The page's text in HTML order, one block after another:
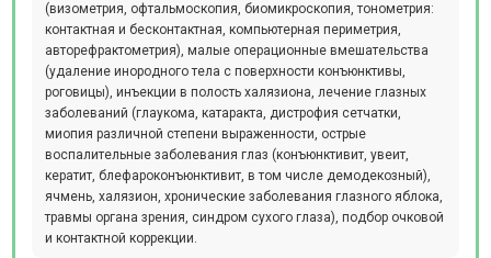
(визометрия, офтальмоскопия, биомикроскопия, тонометрия:
контактная и бесконтактная, компьютерная периметрия,
авторефрактометрия), малые операционные вмешательства
(удаление инородного тела с поверхности конъюнктивы,
роговицы), инъекции в полость халязиона, лечение глазных
заболеваний (глаукома, катаракта, дистрофия сетчатки,
миопия различной степени выраженности, острые
воспалительные заболевания глаз (конъюнктивит, увеит,
кератит, блефароконъюнктивит, в том числе демодекозный),
ячмень, халязион, хронические заболевания глазного яблока,
травмы органа зрения, синдром сухого глаза), подбор очковой
и контактной коррекции.